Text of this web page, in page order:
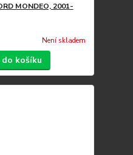
MONDEO, 2001-
Není skladem
košíku